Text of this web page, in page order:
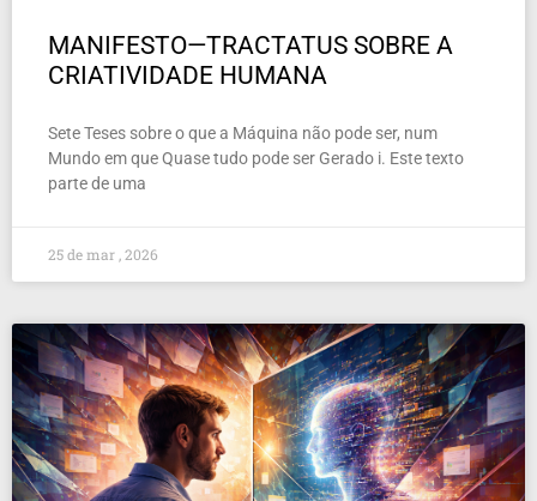
MANIFESTO—TRACTATUS SOBRE A
CRIATIVIDADE HUMANA
Sete Teses sobre o que a Máquina não pode ser, num
Mundo em que Quase tudo pode ser Gerado i. Este texto
parte de uma
25 de mar , 2026